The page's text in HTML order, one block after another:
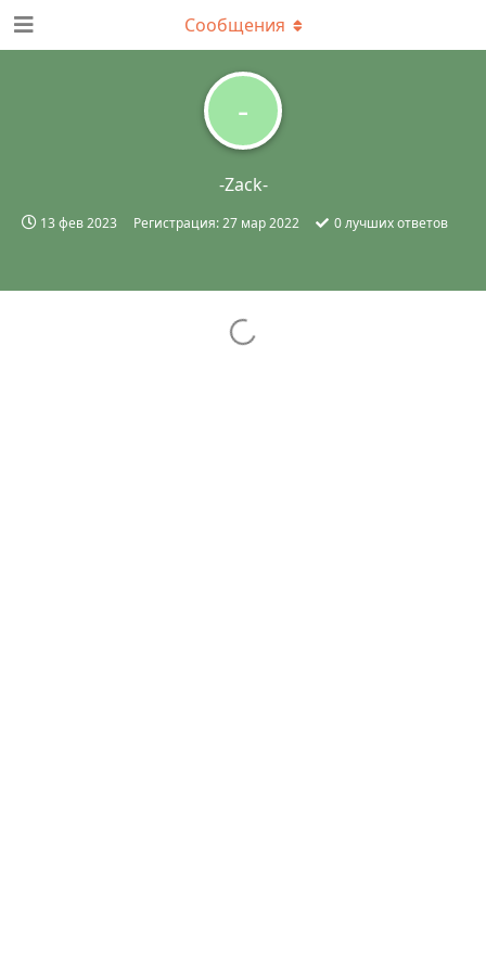
-
-Zack-
13 фев 2023 Регистрация:27 мар 2022 0лучших ответов
Сообщения